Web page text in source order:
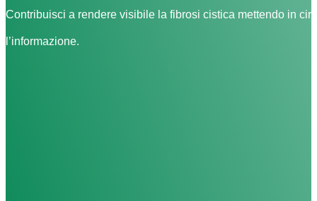
Contribuisci a rendere visibile la fibrosi cistica mettendo in
l’informazione.